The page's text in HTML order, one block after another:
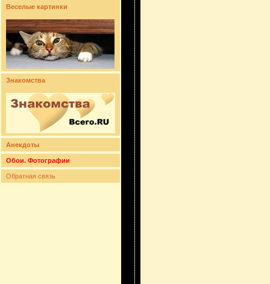
Веселые картинки
Знакомства
Анекдоты
Обои. Фотографии
Обратная связь